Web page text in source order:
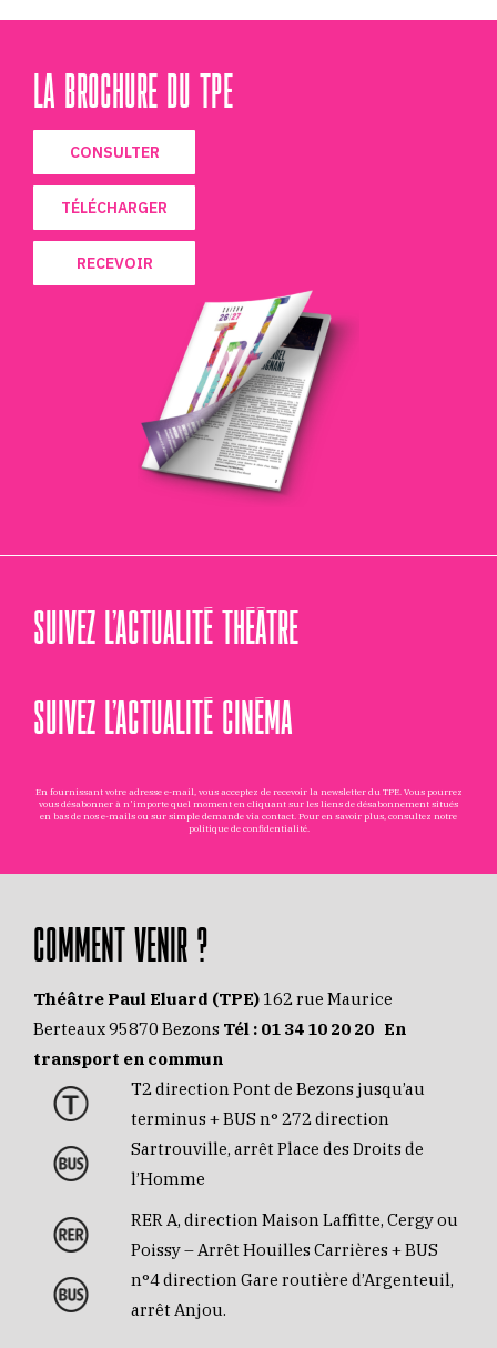
LA BROCHURE DU TPE
CONSULTER
TÉLÉCHARGER
RECEVOIR
SUIVEZ L’ACTUALITÉ THÉÂTRE
SUIVEZ L’ACTUALITÉ CINÉMA
En fournissant votre adresse e-mail, vous acceptez de recevoir la newsletter du TPE. Vous pourrez
vous désabonner à n'importe quel moment en cliquant sur les liens de désabonnement situés
en bas de nos e-mails ou sur simple demande via contact . Pour en savoir plus, consultez notre
politique de confidentialité.
COMMENT VENIR ?
Théâtre Paul Eluard (TPE) 162 rue Maurice
Berteaux 95870 Bezons Tél : 01 34 10 20 20 En
transport en commun
T2 direction Pont de Bezons jusqu’au
terminus + BUS n° 272 direction
Sartrouville, arrêt Place des Droits de
l’Homme
RER A, direction Maison Laffitte, Cergy ou
Poissy – Arrêt Houilles Carrières + BUS
n°4 direction Gare routière d’Argenteuil,
arrêt Anjou.